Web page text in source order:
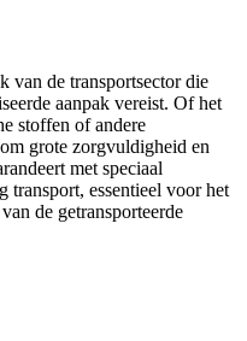
van de transportsector die
aanpak vereist. Of het
stoffen of andere
grote zorgvuldigheid en
met speciaal
transport, essentieel voor het
de getransporteerde